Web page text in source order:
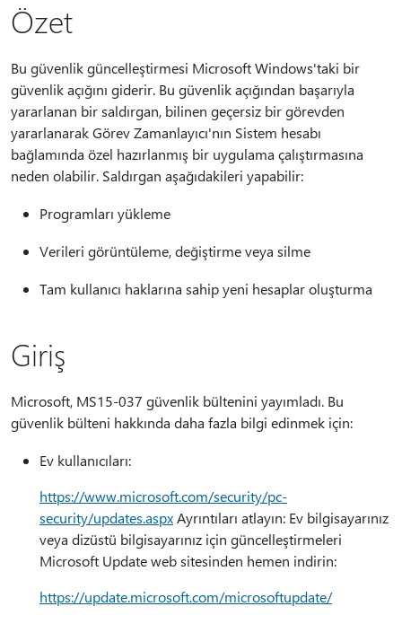
Özet
Bu güvenlik güncelleştirmesi Microsoft Windows'taki bir
güvenlik açığını giderir. Bu güvenlik açığından başarıyla
yararlanan bir saldırgan, bilinen geçersiz bir görevden
yararlanarak Görev Zamanlayıcı'nın Sistem hesabı
bağlamında özel hazırlanmış bir uygulama çalıştırmasına
neden olabilir. Saldırgan aşağıdakileri yapabilir:
Programları yükleme
Verileri görüntüleme, değiştirme veya silme
Tam kullanıcı haklarına sahip yeni hesaplar oluşturma
Giriş
Microsoft, MS15-037 güvenlik bültenini yayımladı. Bu
güvenlik bülteni hakkında daha fazla bilgi edinmek için:
Ev kullanıcıları:
https://www.microsoft.com/security/pc-
security/updates.aspxAyrıntıları atlayın: Ev bilgisayarınız
veya dizüstü bilgisayarınız için güncelleştirmeleri
Microsoft Update web sitesinden hemen indirin:
https://update.microsoft.com/microsoftupdate/